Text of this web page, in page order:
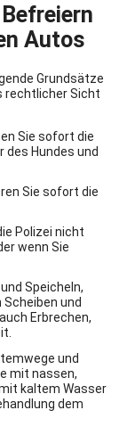
Autos
Grundsätze
rechtlicher Sicht
Sie sofort die
Hundes und
Sie sofort die
Polizei nicht
wenn Sie
Speicheln,
und
Erbrechen,
und
mit nassen,
kaltem Wasser
dem